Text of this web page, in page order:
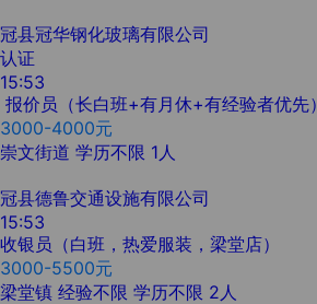
冠县冠华钢化玻璃有限公司
认证
15:53
报价员（长白班+有月休+有经验者优先）
3000-4000元
崇文街道 学历不限 1人
冠县德鲁交通设施有限公司
15:53
收银员（白班，热爱服装，梁堂店）
3000-5500元
梁堂镇 经验不限 学历不限 2人